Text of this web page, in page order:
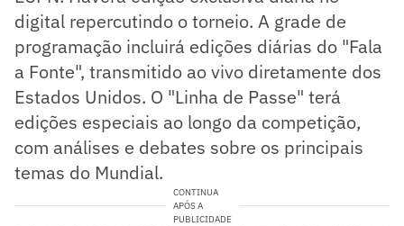
digital repercutindo o torneio. A grade de
programação incluirá edições diárias do "Fala
a Fonte", transmitido ao vivo diretamente dos
Estados Unidos. O "Linha de Passe" terá
edições especiais ao longo da competição,
com análises e debates sobre os principais
temas do Mundial.
CONTINUA
APÓS A
PUBLICIDADE